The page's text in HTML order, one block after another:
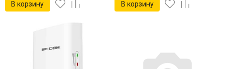
В корзину В корзину